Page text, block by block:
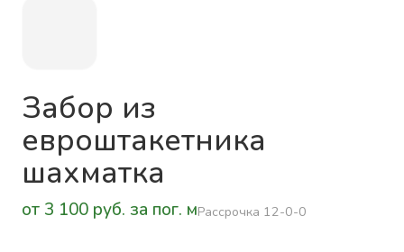
Забор из
евроштакетника
шахматка
от 3 100 руб. за пог. мРассрочка 12-0-0